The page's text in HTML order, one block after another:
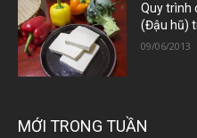
Quy trình
(Đậu hũ)
09/06/2013
MỚI TRONG TUẦN